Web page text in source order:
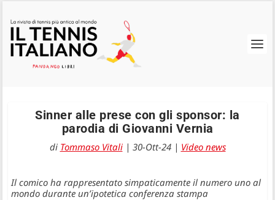
Sinner alle prese con gli sponsor: la
parodia di Giovanni Vernia
di Tommaso Vitali| 30-Ott-24| Video news
Il comico ha rappresentato simpaticamente il numero uno al
mondo durante un’ipotetica conferenza stampa